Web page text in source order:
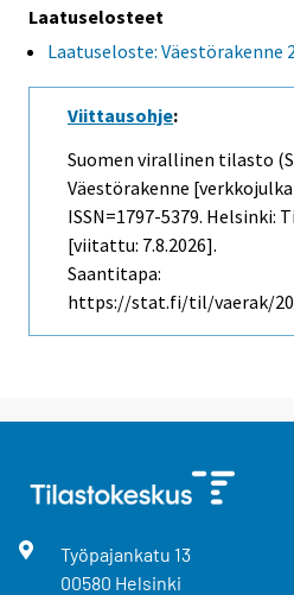
Laatuselosteet
Laatuseloste: Väestörakenne
Viittausohje:
Suomen virallinen tilasto
Väestörakenne
ISSN=1797-5379. Helsinki:
[viitattu: 7.8.2026].
Saantitapa:
https://stat.fi/til/vaerak/
Työpajankatu 13
00580 Helsinki